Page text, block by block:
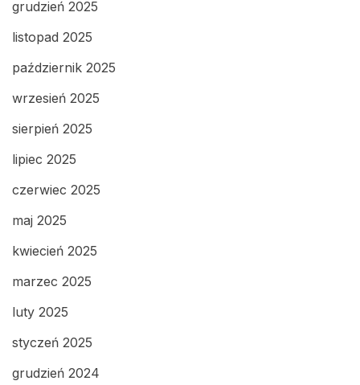
grudzień 2025
listopad 2025
październik 2025
wrzesień 2025
sierpień 2025
lipiec 2025
czerwiec 2025
maj 2025
kwiecień 2025
marzec 2025
luty 2025
styczeń 2025
grudzień 2024